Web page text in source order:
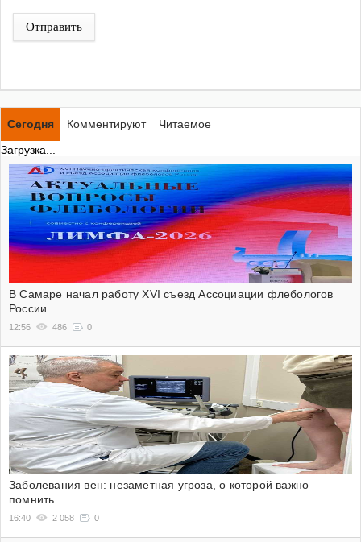
Отправить
Сегодня Комментируют
Читаемое
Загрузка...
В Самаре начал работу XVI съезд Ассоциации флебологов
России
12:56 486 0
Заболевания вен: незаметная угроза, о которой важно
помнить
16:40 2 058 0